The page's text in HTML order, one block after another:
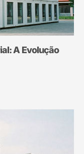
A Evolução